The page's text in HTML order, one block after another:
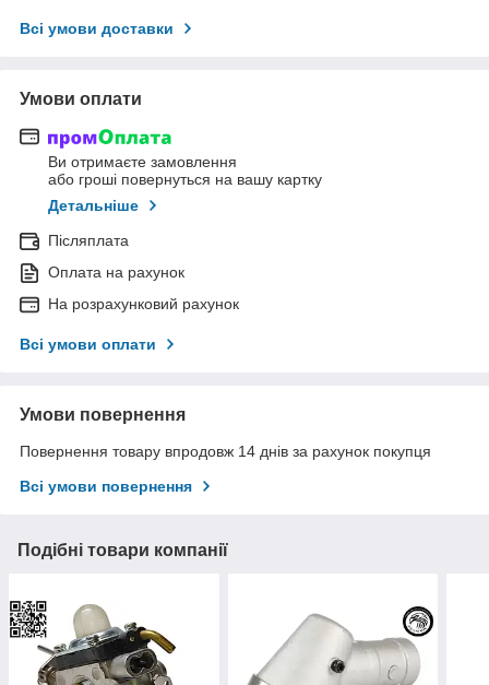
Всі умови доставки
Умови оплати
Ви отримаєте замовлення
або гроші повернуться на вашу картку
Детальніше
Післяплата
Оплата на рахунок
На розрахунковий рахунок
Всі умови оплати
Умови повернення
Повернення товару впродовж 14 днів за рахунок покупця
Всі умови повернення
Подібні товари компанії